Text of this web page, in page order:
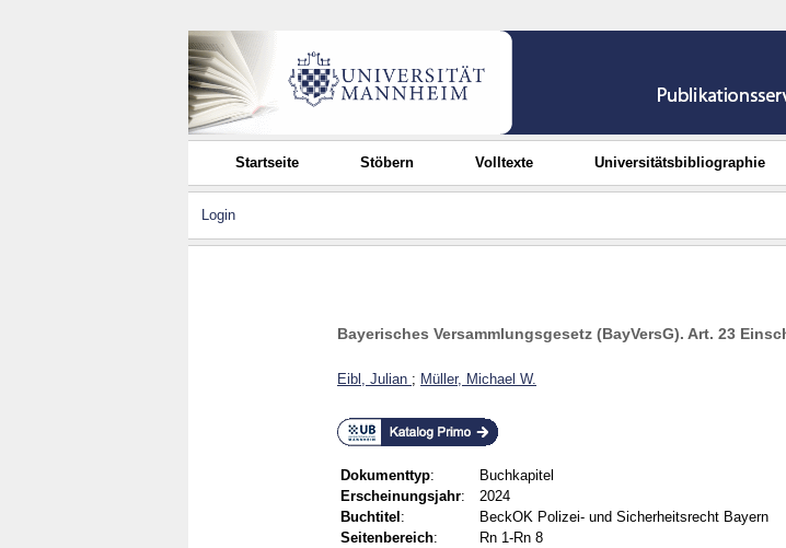
Startseite Stöbern Volltexte Universitätsbibliographie
Login
Bayerisches Versammlungsgesetz (BayVersG). Art. 23
Eibl, Julian ; Müller, Michael W.
Dokumenttyp:
Buchkapitel
Erscheinungsjahr:
2024
Buchtitel :
BeckOK Polizei- und Sicherheitsrecht Bayern
Seitenbereich:
Rn 1-Rn 8